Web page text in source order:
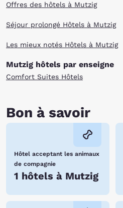
Offres des hôtels à Mutzig
Séjour prolongé Hôtels à Mutzig
Les mieux notés Hôtels à Mutzig
Mutzig hôtels par enseigne
Comfort Suites Hôtels
Bon à savoir
Hôtel acceptant les animaux
de compagnie
1 hôtels à Mutzig